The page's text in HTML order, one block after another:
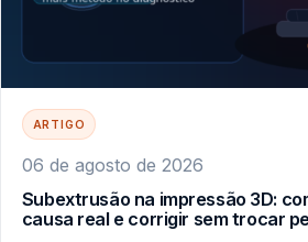
ARTIGO
06 de agosto de 2026
Subextrusão na impressão 3D:
causa real e corrigir sem trocar